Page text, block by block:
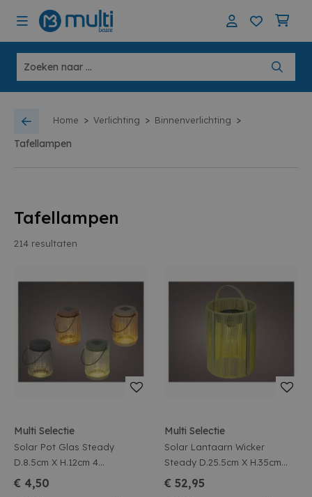
Home > Verlichting > Binnenverlichting >
Tafellampen
Tafellampen
214 resultaten
Multi Selectie
Solar Pot Glas Steady
D.8.5cm X H.12cm 4
Assortiment
€ 4,50
Multi Selectie
Solar Lantaarn Wicker
Steady D.25.5cm X H.35cm
Groen/warm Wit
€ 52,95